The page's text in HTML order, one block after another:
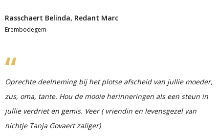
Rasschaert Belinda, Redant Marc
Erembodegem
Oprechte deelneming bij het plotse afscheid van jullie moeder,
zus, oma, tante. Hou de mooie herinneringen als een steun in
jullie verdriet en gemis. Veer ( vriendin en levensgezel van
nichtje Tanja Govaert zaliger)